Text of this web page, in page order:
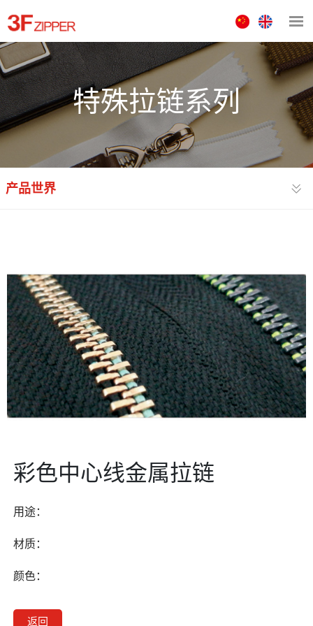
中
文
ENGLISH
特殊拉链系列
产品世界
彩色中心线金属拉链
用途：
材质：
颜色：
返回